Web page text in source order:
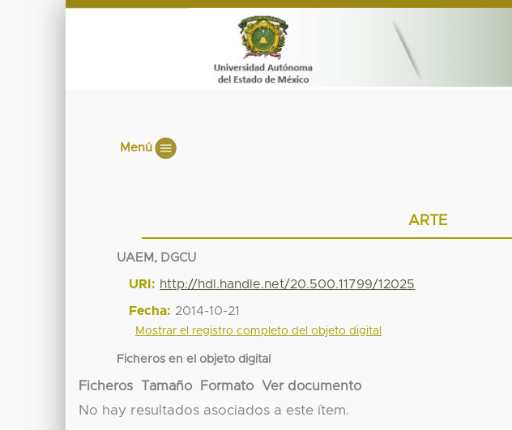
Menú
ARTE
UAEM, DGCU
URI: http://hdl.handle.net/20.500.11799/12025
Fecha: 2014-10-21
Mostrar el registro completo del objeto digital
Ficheros en el objeto digital
Ficheros Tamaño Formato
Ver documento
No hay resultados asociados a este ítem.